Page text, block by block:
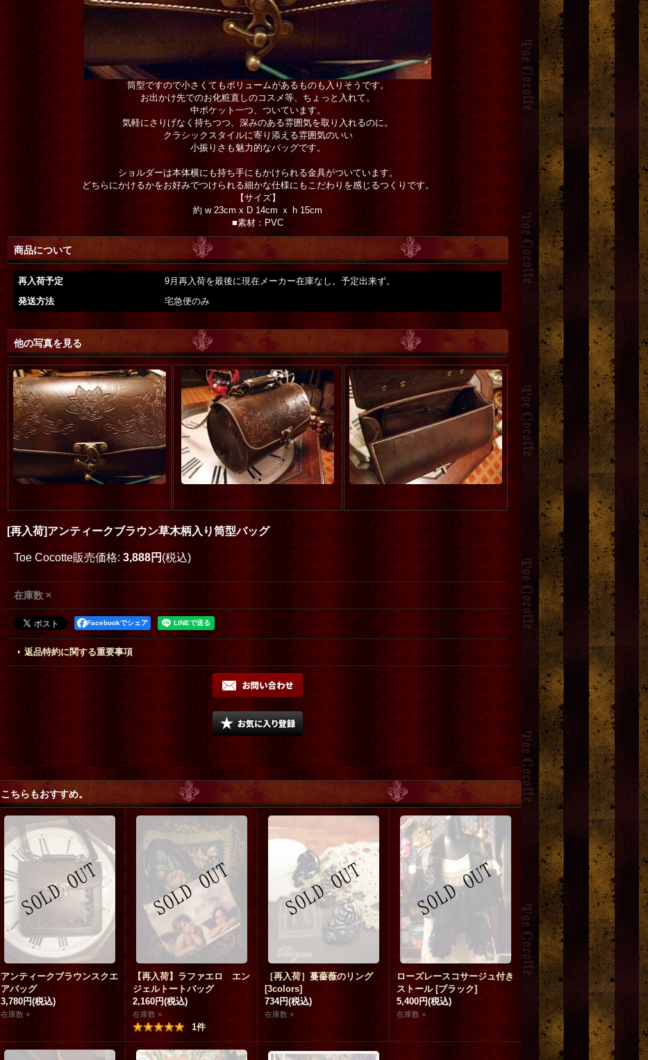
24,000円
[Super SALE!]
PLAY BOY necktie
for the moon.]
2,500円
(税込)
希望小売価格: 6,500円
筒型ですので小さくてもボリュームがあるものも入りそうです。
お出かけ先でのお化粧直しのコスメ等、ちょっと入れて。
中ポケット一つ、ついています。
気軽にさりげなく持ちつつ、深みのある雰囲気を取り入れるのに。
クラシックスタイルに寄り添える雰囲気のいい
小振りさも魅力的なバッグです。
ショルダーは本体横にも持ち手にもかけられる金具がついています。
どちらにかけるかをお好みでつけられる細かな仕様にもこだわりを感じるつくりです。
【サイズ】
約 w 23cm x D 14cm ｘ h 15cm
■素材：PVC
商品について
再入荷予定
9月再入荷を最後に現在メーカー在庫なし。予定出来ず。
発送方法
宅急便のみ
他の写真を見る
[再入荷]アンティークブラウン草木柄入り筒型バッグ
Toe Cocotte販売価格: 3,888円 (税込)
在庫数 ×
Facebookでシェア
返品特約に関する重要事項
こちらもおすすめ。
アンティークブラウンスクエ
アバッグ
3,780円(税込)
在庫数 ×
【再入荷】ラファエロ エン
ジェルトートバッグ
2,160円(税込)
在庫数 ×
1件
［再入荷］蔓薔薇のリング
[3colors]
734円(税込)
在庫数 ×
ローズレースコサージュ付き
ストール [ブラック]
5,400円(税込)
在庫数 ×